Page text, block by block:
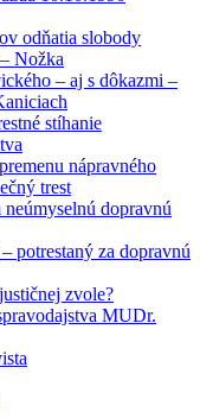
odňatia slobody
Nožka
– aj s dôkazmi –
stíhanie
nápravného
trest
dopravnú
potrestaný za dopravnú
zvole?
MUDr.